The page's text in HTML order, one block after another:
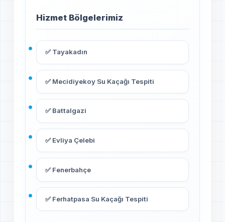
Hizmet Bölgelerimiz
✅ Tayakadın
✅ Mecidiyekoy Su Kaçağı Tespiti
✅ Battalgazi
✅ Evliya Çelebi
✅ Fenerbahçe
✅ Ferhatpasa Su Kaçağı Tespiti